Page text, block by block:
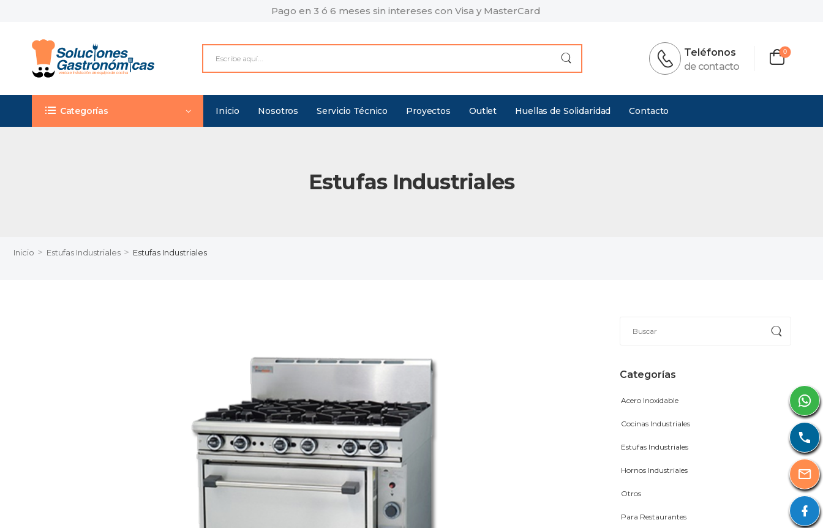
Pago en 3 ó 6 meses sin intereses con Visa y MasterCard
Teléfonos
de contacto
0
Categorías Inicio Nosotros Servicio Técnico Proyectos Outlet Huellas de Solidaridad Contacto
Estufas Industriales
Inicio > Estufas Industriales > Estufas Industriales
Categorías
Acero Inoxidable
Cocinas Industriales
Estufas Industriales
Hornos Industriales
Otros
Para Restaurantes